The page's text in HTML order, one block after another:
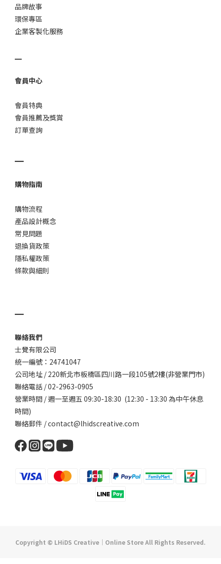
品牌故事
環保專區
企業客製化服務
會員中心
會員特典
會員推薦及獎賞
訂單查詢
購物指南
購物流程
產品設計概念
常見問題
退換貨政策
隱私權政策
條款與細則
聯絡我們
士覺有限公司
統一編號：24741047
公司地址 / 220新北市板橋區四川路一段105號2樓(非營業門市)
聯絡電話 / 02-2963-0905
營業時間 / 週一至週五 09:30-18:30 (12:30 - 13:30 為中午休息
時間)
聯絡郵件 / contact@lhidscreative.com
Copyright © LHiDS Creative｜Online Store All Rights Reserved.